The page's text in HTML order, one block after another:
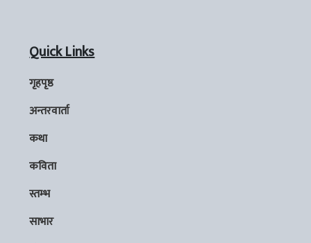
Quick Links
गृहपृष्ठ
अन्तरवार्ता
कथा
कविता
स्तम्भ
साभार